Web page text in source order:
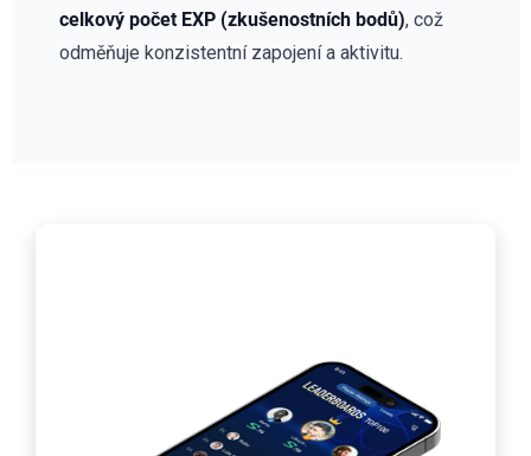
celkový počet EXP (zkušenostních bodů), což
odměňuje konzistentní zapojení a aktivitu.